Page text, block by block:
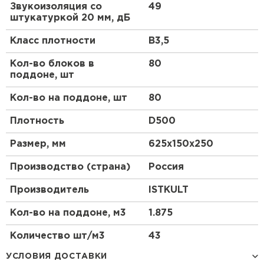
Газобетонный блок отлично подходит для
переменным климатом. Он устойчив к морозам и
влаге, что делает его надежным выбором для
фасадов. Применение Исткульт в таких
конструкциях обеспечивает долговечность и
энергоэффективность, позволяя строить
экологичные здания с минимальным воздействием
на окружающую среду.
Особенности
Что отличает газобетон от других
материалов?
Газобетон выделяется своей пористой
газообразования в процессе производства. Это
придает блокам легкость и отличные
изоляционные свойства. В частности,
газобетонный блок IstKult D500 B3,5 обладает
Звукоизоляция со
штукатуркой 20 мм, дБ
49
Класс плотности B3,5
Кол-во блоков в
поддоне, шт
80
Кол-во на поддоне, шт 80
Плотность D500
Размер, мм 625х150х250
Производство (страна) Россия
Производитель ISTKULT
Кол-во на поддоне, м3 1.875
Количество шт/м3 43
Ширина, мм
УСЛОВИЯ ДОСТАВКИ